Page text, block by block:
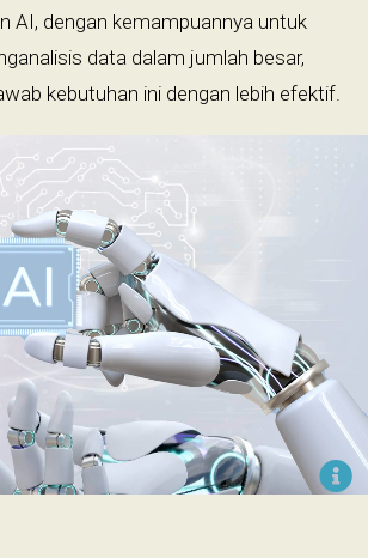
AI, dengan kemampuannya untuk
data dalam jumlah besar,
kebutuhan ini dengan lebih efektif.